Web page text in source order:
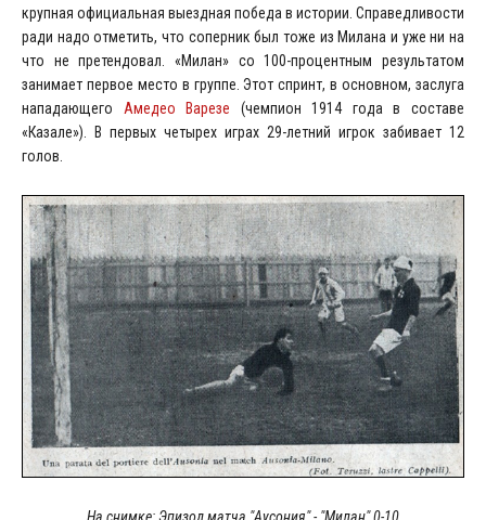
крупная официальная выездная победа в истории. Справедливости
ради надо отметить, что соперник был тоже из Милана и уже ни на
что не претендовал. «Милан» со 100-процентным результатом
занимает первое место в группе. Этот спринт, в основном, заслуга
нападающего Амедео Варезе (чемпион 1914 года в составе
«Казале»). В первых четырех играх 29-летний игрок забивает 12
голов.